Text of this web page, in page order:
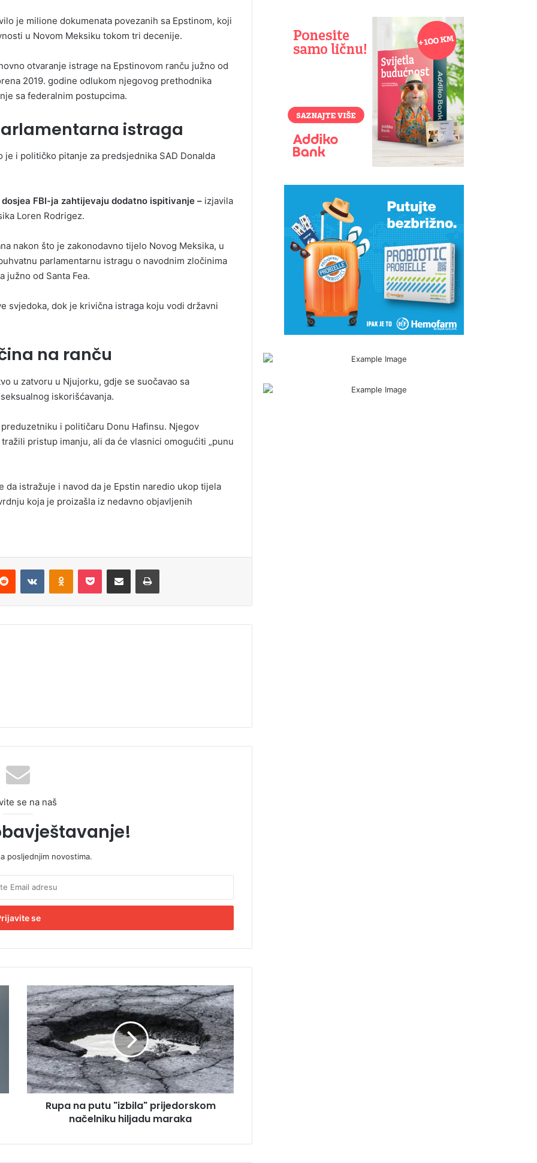
je milione dokumenata povezanih sa Epstinom, koji
u Novom Meksiku tokom tri decenije.
otvaranje istrage na Epstinovom ranču južno od
2019. godine odlukom njegovog prethodnika
sa federalnim postupcima.
istraga
i političko pitanje za predsjednika SAD Donalda
FBI-ja zahtijevaju dodatno ispitivanje – izjavila
Loren Rodrigez.
nakon što je zakonodavno tijelo Novog Meksika, u
parlamentarnu istragu o navodnim zločinima
južno od Santa Fea.
svjedoka, dok je krivična istraga koju vodi državni
na ranču
u zatvoru u Njujorku, gdje se suočavao sa
iskorišćavanja.
i političaru Donu Hafinsu. Njegov
pristup imanju, ali da će vlasnici omogućiti „punu
istražuje i navod da je Epstin naredio ukop tijela
koja je proizašla iz nedavno objavljenih
se na naš
posljednjim novostima.
R
u
p
a
n
a
p
u
t
z
Rupa na putu "izbila" prijedorskom
načelniku hiljadu maraka